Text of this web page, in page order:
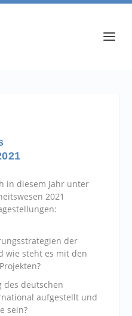
in diesem Jahr unter
2021
der
wie steht es mit den
des deutschen
aufgestellt und
sein?